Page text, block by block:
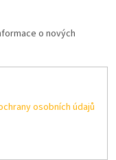
o nových
osobních údajů